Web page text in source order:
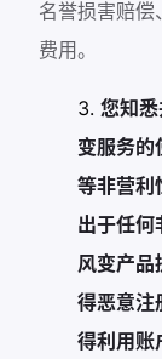
名誉损害赔偿
费用。
您知
变服务的
等非营利
出于任何
风变产品
得恶意注
得利用账